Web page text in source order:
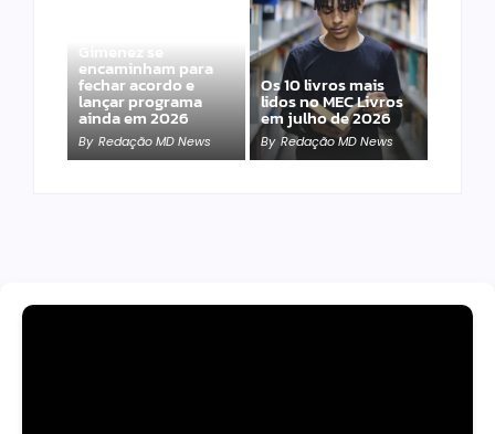
Gimenez se
encaminham para
fechar acordo e
lançar programa
ainda em 2026
By Redação MD News
Os 10 livros mais
lidos no MEC Livros
em julho de 2026
By Redação MD News